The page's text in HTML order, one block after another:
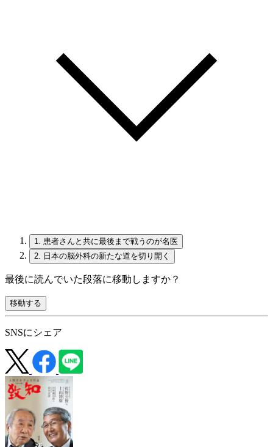
1.
患者さんと共に最後まで戦うのが名医
2.
日本の脳外科の新たな道を切り開く
最後に読んでいた段落に移動しますか？
移動する
SNSにシェア